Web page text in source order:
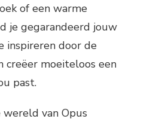
of een warme
je gegarandeerd jouw
inspireren door de
creëer moeiteloos een
past.
van Opus